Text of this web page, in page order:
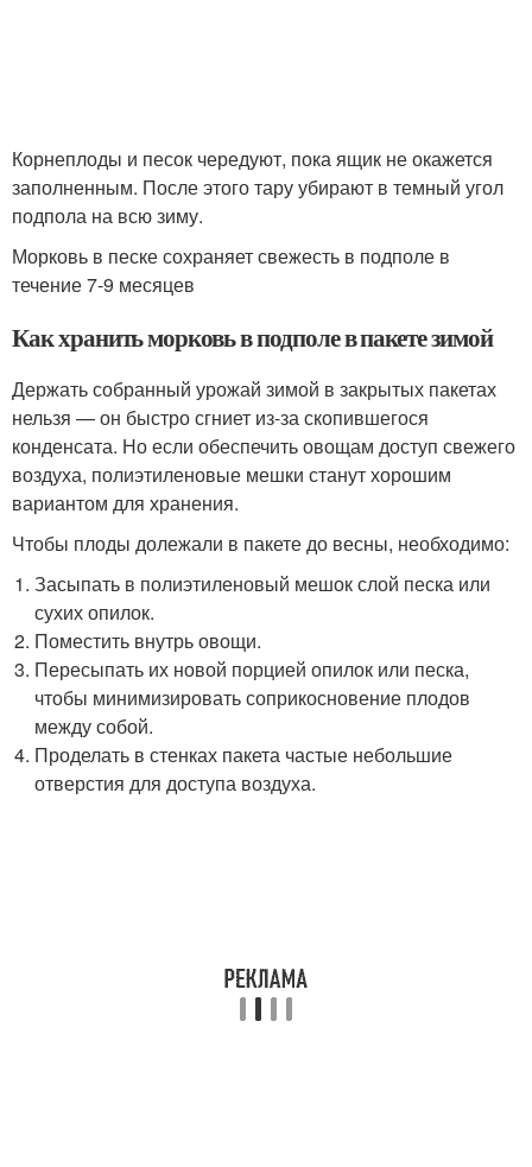
Корнеплоды и песок чередуют, пока ящик не окажется
заполненным. После этого тару убирают в темный угол
подпола на всю зиму.
Морковь в песке сохраняет свежесть в подполе в
течение 7-9 месяцев
Как хранить морковь в подполе в пакете зимой
Держать собранный урожай зимой в закрытых пакетах
нельзя — он быстро сгниет из-за скопившегося
конденсата. Но если обеспечить овощам доступ свежего
воздуха, полиэтиленовые мешки станут хорошим
вариантом для хранения.
Чтобы плоды долежали в пакете до весны, необходимо:
Засыпать в полиэтиленовый мешок слой песка или
сухих опилок.
Поместить внутрь овощи.
Пересыпать их новой порцией опилок или песка,
чтобы минимизировать соприкосновение плодов
между собой.
Проделать в стенках пакета частые небольшие
отверстия для доступа воздуха.